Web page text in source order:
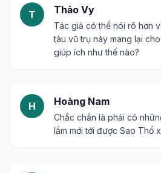
T Thảo Vy
Tác giả có thể nói rõ hơn
tàu vũ trụ này mang lại
giúp ích như thế nào?
H Hoàng Nam
Chắc chắn là phải có
lắm mới tới được Sao Thổ